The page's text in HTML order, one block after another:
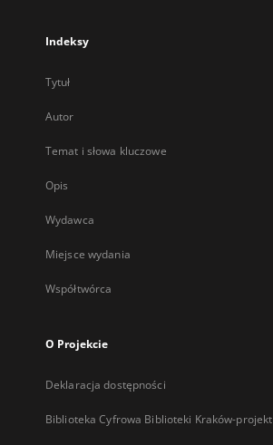
Indeksy
Tytuł
Autor
Temat i słowa kluczowe
Opis
Wydawca
Miejsce wydania
Współtwórca
O Projekcie
Deklaracja dostępności
Biblioteka Cyfrowa Biblioteki Kraków-projekt